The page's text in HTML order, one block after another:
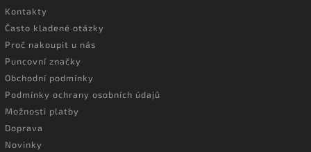
Kontakty
Často kladené otázky
Proč nakoupit u nás
Puncovní značky
Obchodní podmínky
Podmínky ochrany osobních údajů
Možnosti platby
Doprava
Novinky